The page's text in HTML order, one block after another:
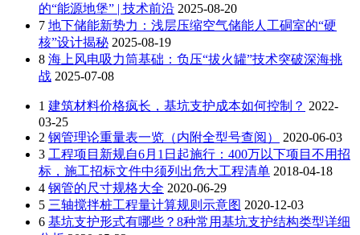
的“能源地堡” | 技术前沿 2025-08-20
7 地下储能新势力：浅层压缩空气储能人工硐室的“硬
核”设计揭秘 2025-08-19
8 海上风电吸力筒基础：负压“拔火罐”技术突破深海挑
战 2025-07-08
1 建筑材料价格疯长，基坑支护成本如何控制？ 2022-
03-25
2 钢管理论重量表一览（内附全型号查阅）
2020-06-03
3 工程项目新规自6月1日起施行：400万以下项目不用招
标，施工招标文件中须列出危大工程清单 2018-04-18
4 钢管的尺寸规格大全 2020-06-29
5 三轴搅拌桩工程量计算规则示意图 2020-12-03
6 基坑支护形式有哪些？8种常用基坑支护结构类型详细